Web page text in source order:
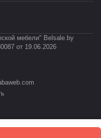
мебели" Belsale.by
от 19.06.2026